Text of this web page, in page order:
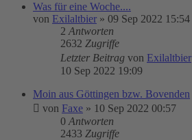
Was für eine Woche....
von Exilaltbier » 09 Sep 2022 15:54
2 Antworten
2632 Zugriffe
Letzter Beitrag von Exilaltbier
10 Sep 2022 19:09
Moin aus Göttingen bzw. Bovenden
von Faxe » 10 Sep 2022 00:57
0 Antworten
2433 Zugriffe